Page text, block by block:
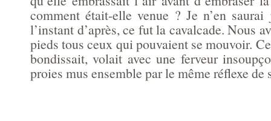
comment était-elle venue ? Je n’en
l’instant d’après, ce fut la cavalcade. Nous
pieds tous ceux qui pouvaient se mouvoir.
bondissait, volait avec une ferveur
proies mus ensemble par le même réflexe de